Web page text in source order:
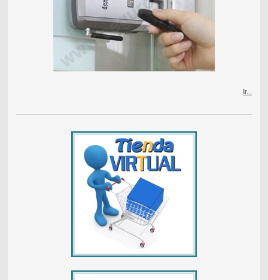
Ir...